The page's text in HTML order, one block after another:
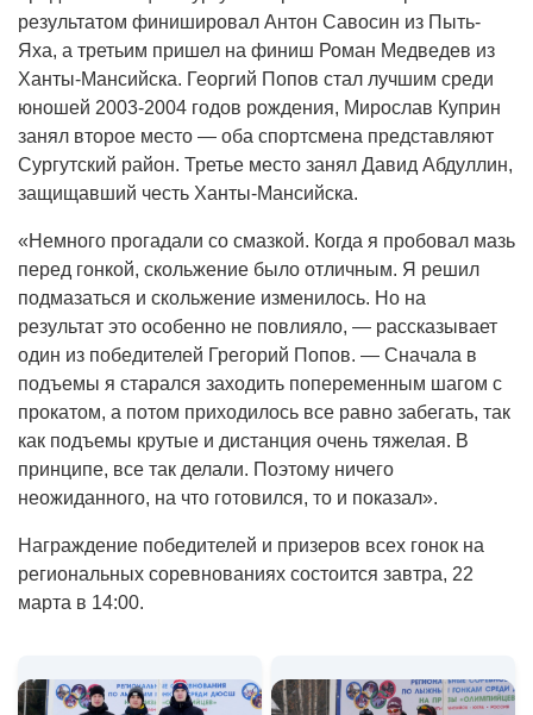
результатом финишировал Антон Савосин из Пыть-
Яха, а третьим пришел на финиш Роман Медведев из
Ханты-Мансийска. Георгий Попов стал лучшим среди
юношей 2003-2004 годов рождения, Мирослав Куприн
занял второе место — оба спортсмена представляют
Сургутский район. Третье место занял Давид Абдуллин,
защищавший честь Ханты-Мансийска.
«Немного прогадали со смазкой. Когда я пробовал мазь
перед гонкой, скольжение было отличным. Я решил
подмазаться и скольжение изменилось. Но на
результат это особенно не повлияло, — рассказывает
один из победителей Грегорий Попов. — Сначала в
подъемы я старался заходить попеременным шагом с
прокатом, а потом приходилось все равно забегать, так
как подъемы крутые и дистанция очень тяжелая. В
принципе, все так делали. Поэтому ничего
неожиданного, на что готовился, то и показал».
Награждение победителей и призеров всех гонок на
региональных соревнованиях состоится завтра, 22
марта в 14:00.